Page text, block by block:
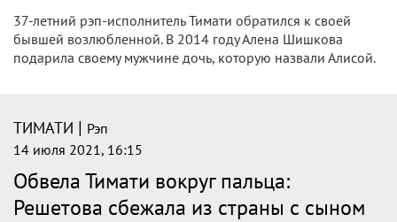
37-летний рэп-исполнитель Тимати обратился к своей
бывшей возлюбленной. В 2014 году Алена Шишкова
подарила своему мужчине дочь, которую назвали Алисой.
ТИМАТИ | Рэп
14 июля 2021, 16:15
Обвела Тимати вокруг пальца:
Решетова сбежала из страны с сыном